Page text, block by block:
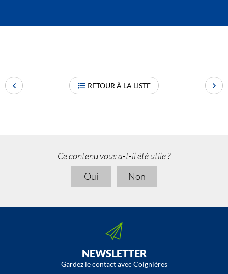
RETOUR À LA LISTE
Ce contenu vous a-t-il été utile ?
Oui
Non
NEWSLETTER
Gardez le contact avec Coignières